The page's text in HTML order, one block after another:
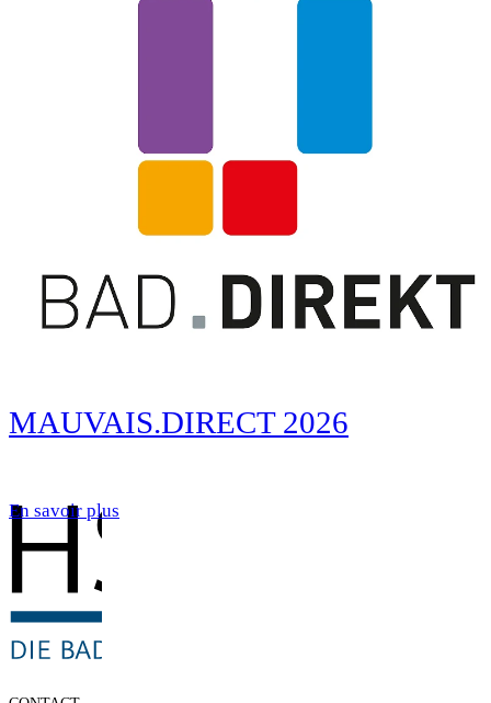
MAUVAIS.DIRECT 2026
En savoir plus